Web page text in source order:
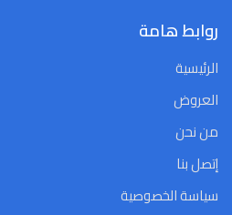
روابط هامة
الرئيسية
العروض
من نحن
إتصل بنا
سياسة الخصوصية